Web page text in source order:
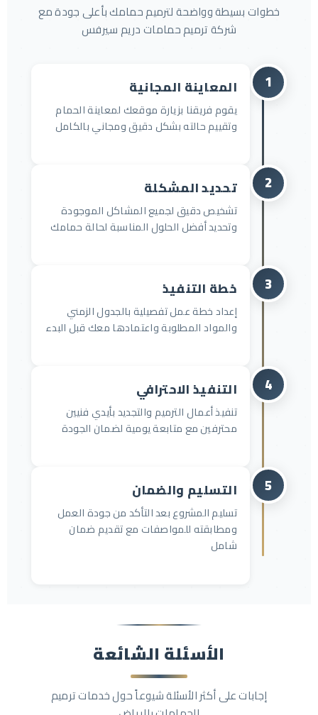
خطوات بسيطة وواضحة لترميم حمامك بأعلى جودة مع
شركة ترميم حمامات دريم سيرفس
1 المعاينة المجانية
يقوم فريقنا بزيارة موقعك لمعاينة الحمام
وتقييم حالته بشكل دقيق ومجاني بالكامل
2 تحديد المشكلة
تشخيص دقيق لجميع المشاكل الموجودة
وتحديد أفضل الحلول المناسبة لحالة حمامك
3 خطة التنفيذ
إعداد خطة عمل تفصيلية بالجدول الزمني
والمواد المطلوبة واعتمادها معك قبل البدء
4 التنفيذ الاحترافي
تنفيذ أعمال الترميم والتجديد بأيدي فنيين
محترفين مع متابعة يومية لضمان الجودة
5 التسليم والضمان
تسليم المشروع بعد التأكد من جودة العمل
ومطابقته للمواصفات مع تقديم ضمان
شامل
الأسئلة الشائعة
إجابات على أكثر الأسئلة شيوعاً حول خدمات ترميم